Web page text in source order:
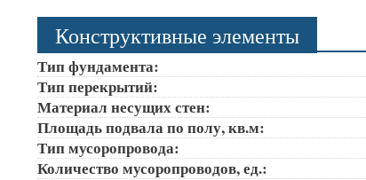
Конструктивные элементы
Тип фундамента:
Тип перекрытий:
Материал несущих стен:
Площадь подвала по полу, кв.м:
Тип мусоропровода:
Количество мусоропроводов, ед.: